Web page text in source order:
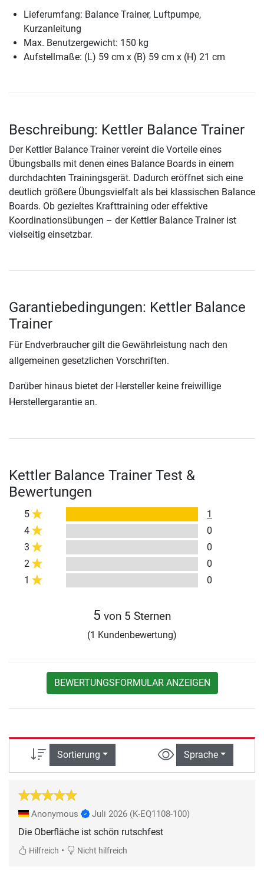
Lieferumfang: Balance Trainer, Luftpumpe,
Kurzanleitung
Max. Benutzergewicht: 150 kg
Aufstellmaße: (L) 59 cm x (B) 59 cm x (H) 21 cm
Beschreibung: Kettler Balance Trainer
Der Kettler Balance Trainer vereint die Vorteile eines
Übungsballs mit denen eines Balance Boards in einem
durchdachten Trainingsgerät. Dadurch eröffnet sich eine
deutlich größere Übungsvielfalt als bei klassischen Balance
Boards. Ob gezieltes Krafttraining oder effektive
Koordinationsübungen – der Kettler Balance Trainer ist
vielseitig einsetzbar.
Garantiebedingungen: Kettler Balance
Trainer
Für Endverbraucher gilt die Gewährleistung nach den
allgemeinen gesetzlichen Vorschriften.
Darüber hinaus bietet der Hersteller keine freiwillige
Herstellergarantie an.
Kettler Balance Trainer Test &
Bewertungen
5
1
4
0
3
0
2
0
1
0
5 von 5 Sternen
(1 Kundenbewertung)
BEWERTUNGSFORMULAR ANZEIGEN
Sortierung Sprache
Anonymous Juli 2026 (K-EQ1108-100)
Die Oberfläche ist schön rutschfest
Hilfreich • Nicht hilfreich